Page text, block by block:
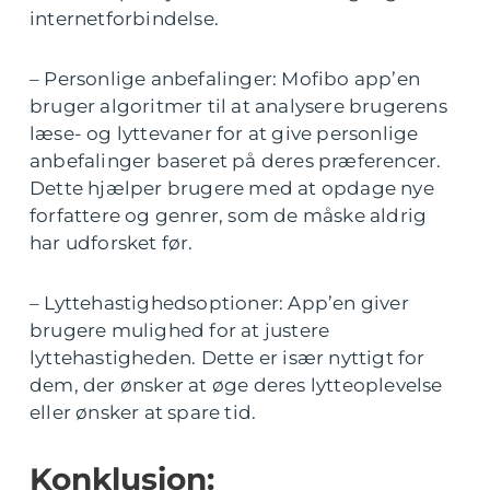
internetforbindelse.
– Personlige anbefalinger: Mofibo app’en
bruger algoritmer til at analysere brugerens
læse- og lyttevaner for at give personlige
anbefalinger baseret på deres præferencer.
Dette hjælper brugere med at opdage nye
forfattere og genrer, som de måske aldrig
har udforsket før.
– Lyttehastighedsoptioner: App’en giver
brugere mulighed for at justere
lyttehastigheden. Dette er især nyttigt for
dem, der ønsker at øge deres lytteoplevelse
eller ønsker at spare tid.
Konklusion: